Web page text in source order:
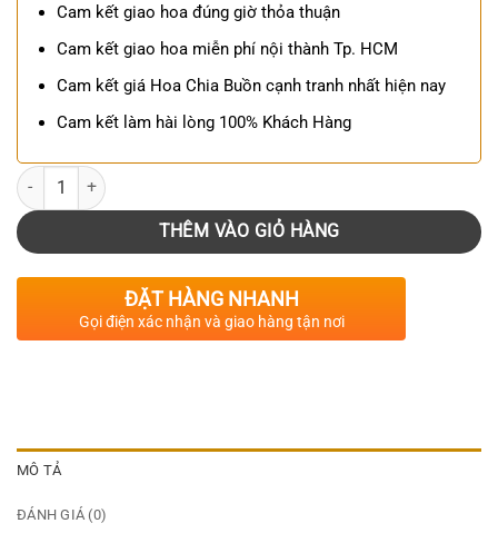
Cam kết giao hoa đúng giờ thỏa thuận
Cam kết giao hoa miễn phí nội thành Tp. HCM
Cam kết giá Hoa Chia Buồn cạnh tranh nhất hiện nay
Cam kết làm hài lòng 100% Khách Hàng
Số lượng
THÊM VÀO GIỎ HÀNG
ĐẶT HÀNG NHANH
Gọi điện xác nhận và giao hàng tận nơi
MÔ TẢ
ĐÁNH GIÁ (0)